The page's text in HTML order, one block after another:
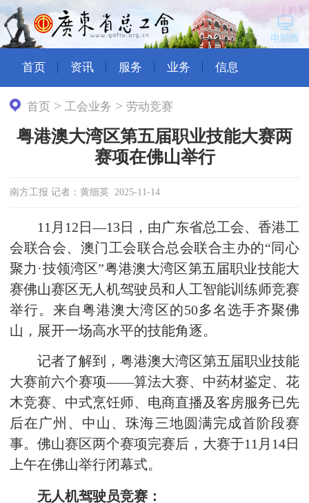
首页 资讯 服务 业务 信息
首页 > 工会业务 >劳动竞赛
粤港澳大湾区第五届职业技能大赛两
赛项在佛山举行
南方工报 记者：黄细英 2025-11-14
11月12日—13日，由广东省总工会、香港工
会联合会、澳门工会联合总会联合主办的“同心
聚力·技领湾区”粤港澳大湾区第五届职业技能大
赛佛山赛区无人机驾驶员和人工智能训练师竞赛
举行。来自粤港澳大湾区的50多名选手齐聚佛
山，展开一场高水平的技能角逐。
记者了解到，粤港澳大湾区第五届职业技能
大赛前六个赛项——算法大赛、中药材鉴定、花
木竞赛、中式烹饪师、电商直播及客房服务已先
后在广州、中山、珠海三地圆满完成首阶段赛
事。佛山赛区两个赛项完赛后，大赛于11月14日
上午在佛山举行闭幕式。
无人机驾驶员竞赛：